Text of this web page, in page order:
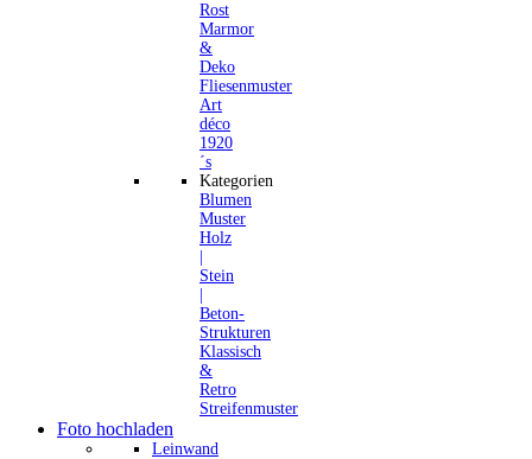
Rost
Marmor
&
Deko
Fliesenmuster
Art
déco
1920
´s
Kategorien
Blumen
Muster
Holz
Stein
Beton-
Strukturen
Klassisch
&
Retro
Streifenmuster
Foto hochladen
Leinwand